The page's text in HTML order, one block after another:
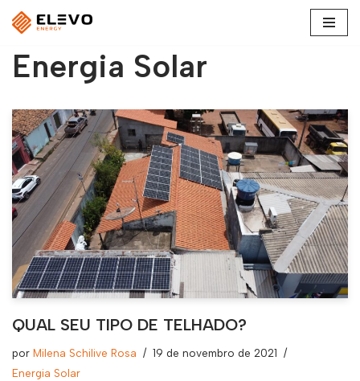
para
Energia Solar
QUAL SEU TIPO DE TELHADO?
por Milena Schilive Rosa
19 de novembro de 2021
Energia Solar